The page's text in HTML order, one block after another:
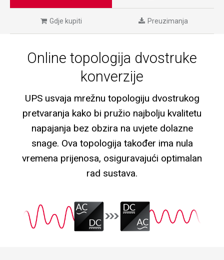
Gdje kupiti Preuzimanja
Online topologija dvostruke
konverzije
UPS usvaja mrežnu topologiju dvostrukog
pretvaranja kako bi pružio najbolju kvalitetu
napajanja bez obzira na uvjete dolazne
snage. Ova topologija također ima nula
vremena prijenosa, osiguravajući optimalan
rad sustava.